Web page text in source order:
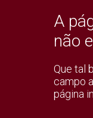
A
não
Que tal
campo
página